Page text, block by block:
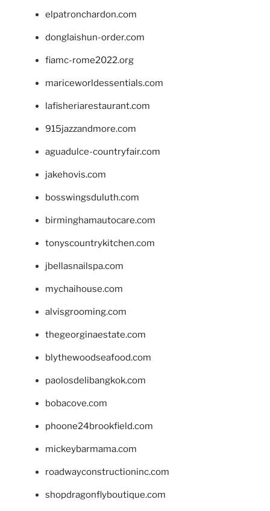
elpatronchardon.com
donglaishun-order.com
fiamc-rome2022.org
mariceworldessentials.com
lafisheriarestaurant.com
915jazzandmore.com
aguadulce-countryfair.com
jakehovis.com
bosswingsduluth.com
birminghamautocare.com
tonyscountrykitchen.com
jbellasnailspa.com
mychaihouse.com
alvisgrooming.com
thegeorginaestate.com
blythewoodseafood.com
paolosdelibangkok.com
bobacove.com
phoone24brookfield.com
mickeybarmama.com
roadwayconstructioninc.com
shopdragonflyboutique.com